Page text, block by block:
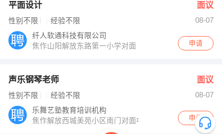
平面设计 面议
性别不限 经验不限
08-07
纤人软通科技有限公司
焦作山阳解放东路第一小学对面
申请
声乐钢琴老师 面议
性别不限 经验不限
08-07
乐舞艺塾教育培训机构
焦作解放西城美苑小区南门对面中原公司三楼东侧申请